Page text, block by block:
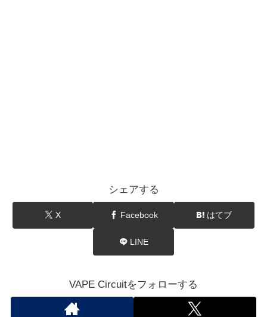
シェアする
X Facebook はてブ
LINE
VAPE Circuitをフォローする